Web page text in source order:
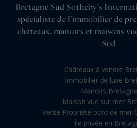
Bretagne Sud Sotheby's
spécialiste de l'immobilier de
châteaux, manoirs et maisons
Sud
Châteaux à vendre
Immobilier de luxe
Manoirs Bretagne
Maison vue sur mer
Vente Propriété bord de mer
Île privée en